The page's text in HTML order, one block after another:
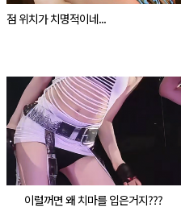
점 위치가 치명적이네...
이럴꺼면 왜 치마를 입은거지???